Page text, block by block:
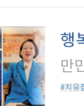
행
만
#치유